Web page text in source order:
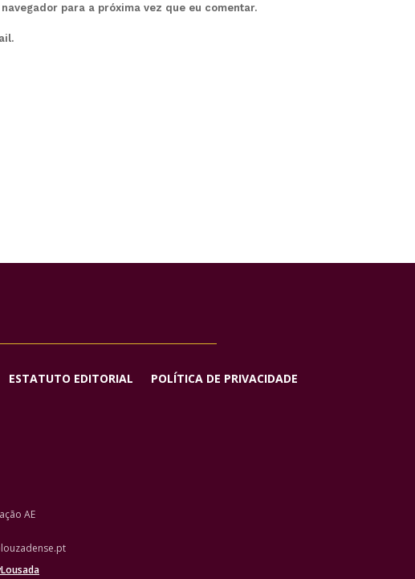
para a próxima vez que eu comentar.
ESTATUTO EDITORIAL
POLÍTICA DE PRIVACIDADE
AE